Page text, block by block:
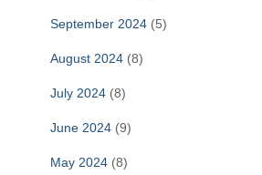
September 2024 (5)
August 2024 (8)
July 2024 (8)
June 2024 (9)
May 2024 (8)